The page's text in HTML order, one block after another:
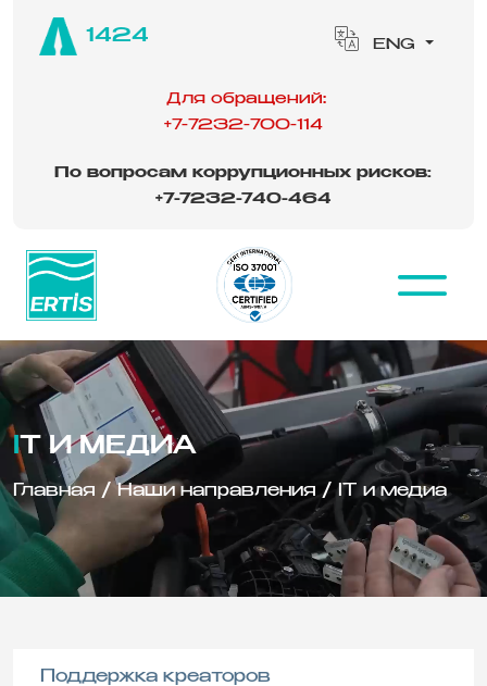
1424 ENG
Для обращений:
+7-7232-700-114
По вопросам коррупционных рисков:
+7-7232-740-464
IT И МЕДИА
Главная / Наши направления / IT и медиа
Поддержка креаторов